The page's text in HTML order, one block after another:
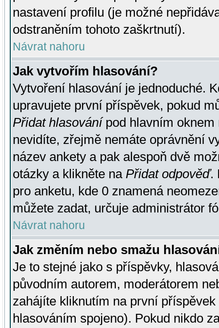
nastavení profilu (je možné
odstraněním tohoto zaškrtnutí).
Návrat nahoru
Jak vytvořím hlasování?
Vytvoření hlasování je jednoduché.
upravujete první příspěvek, pokud
Přidat hlasovánípod hlavním oknem
nevidíte, zřejmě nemáte oprávnění
název ankety a pak alespoň dvě
otázky a klikněte na Přidat odpověď.
pro anketu, kde 0 znamená
můžete zadat, určuje administrátor
Návrat nahoru
Jak změním nebo smažu
Je to stejné jako s příspěvky,
původním autorem, moderátorem
zahájíte kliknutím na první
hlasováním spojeno). Pokud nikdo